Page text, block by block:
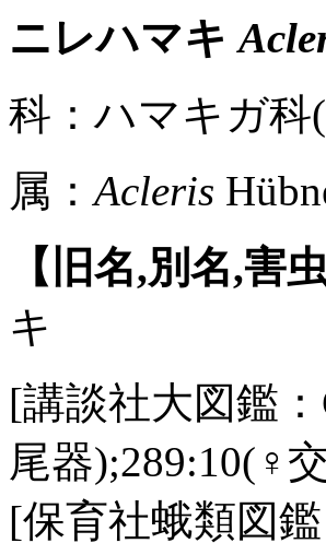
ニレハマキ
科：ハマキガ科
属：Acleris
【旧名,別名,害
キ
[講談社大図鑑
尾器);289:10(♀
[保育社蛾類図